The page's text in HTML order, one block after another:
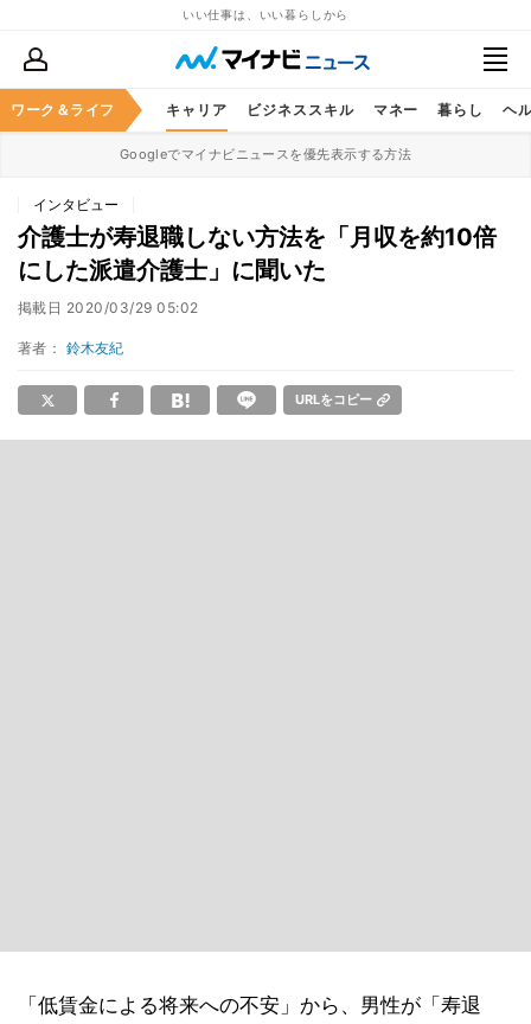
いい仕事は、いい暮らしから
ワーク＆ライフ キャリア ビジネススキル マネー 暮らし ヘ
Googleでマイナビニュースを優先表示する方法
インタビュー
介護士が寿退職しない方法を「月収を約10倍
にした派遣介護士」に聞いた
掲載日 2020/03/29 05:02
著者： 鈴木友紀
URLをコピー
「低賃金による将来への不安」から、男性が「寿退